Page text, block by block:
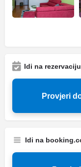
Idi na
Provjeri
Idi na